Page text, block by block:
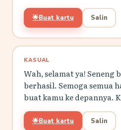
🌟Buat kartu Salin
KASUAL
Wah, selamat ya! Seneng
berhasil. Semoga semua
buat kamu ke depannya.
🌟Buat kartu Salin